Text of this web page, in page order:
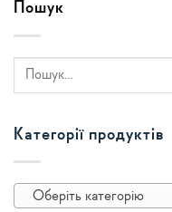
Пошук
Категорії продуктів
Оберіть категорію